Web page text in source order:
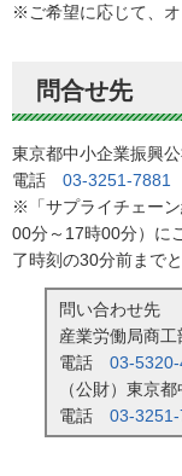
※ご希望に応じて、
問合せ先
東京都中小企業振興
電話 03-3251-7881
※「サプライチェー
00分～17時00分）に
了時刻の30分前まで
問い合わせ先
産業労働局商
電話 03-
（公財）東京
電話 03-3251-